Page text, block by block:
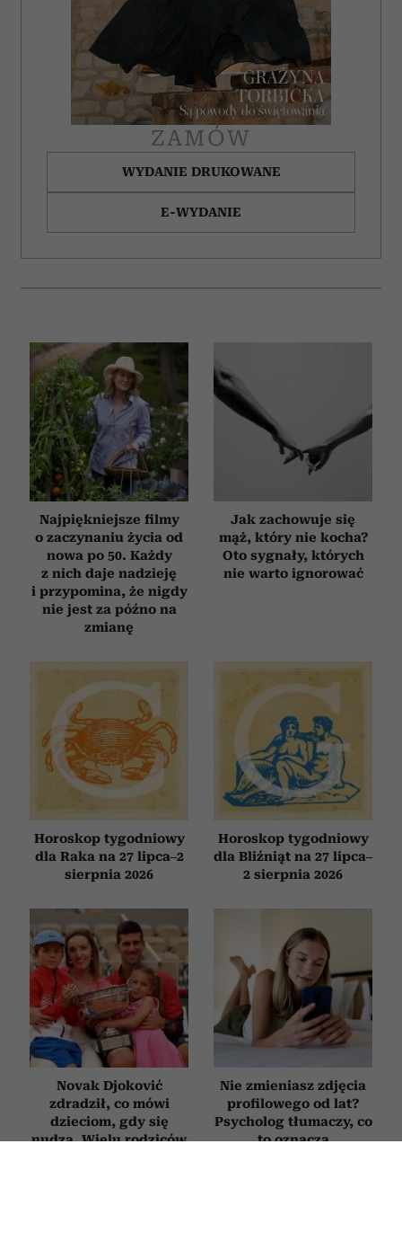
ZAMÓW
WYDANIE DRUKOWANE
E-WYDANIE
Najpiękniejsze filmy
o zaczynaniu życia od
nowa po 50. Każdy
z nich daje nadzieję
i przypomina, że nigdy
nie jest za późno na
zmianę
Jak zachowuje się
mąż, który nie kocha?
Oto sygnały, których
nie warto ignorować
Horoskop tygodniowy
dla Raka na 27 lipca–2
sierpnia 2026
Horoskop tygodniowy
dla Bliźniąt na 27 lipca–
2 sierpnia 2026
Novak Djoković
zdradził, co mówi
dzieciom, gdy się
nudzą. Wielu rodziców
Nie zmieniasz zdjęcia
profilowego od lat?
Psycholog tłumaczy, co
to oznacza